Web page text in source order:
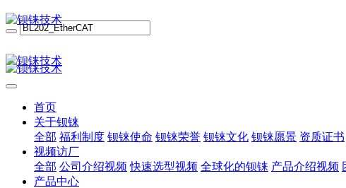
首页
关于钡铼
全部 福利制度 钡铼使命 钡铼荣誉 钡铼文化 钡铼愿景 资质证书
视频访厂
全部 公司介绍视频 快速选型视频 全球化的钡铼 产品介绍视频
产品中心